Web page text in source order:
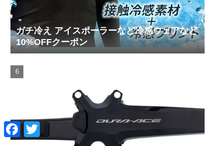
ガチ冷え アイスポーラーなど冷感ウェアなど
10%OFFクーポン
F
a
c
T
w
i